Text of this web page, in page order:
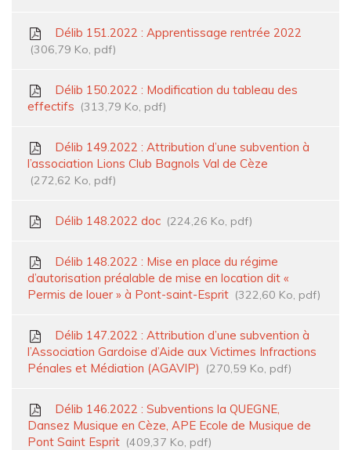
Délib 151.2022 : Apprentissage rentrée 2022
306,79 Ko, pdf
Délib 150.2022 : Modification du tableau des
effectifs
313,79 Ko, pdf
Délib 149.2022 : Attribution d’une subvention à
l’association Lions Club Bagnols Val de Cèze
272,62 Ko, pdf
Délib 148.2022 doc 224,26 Ko, pdf
Délib 148.2022 : Mise en place du régime
d’autorisation préalable de mise en location dit «
Permis de louer » à Pont-saint-Esprit
322,60 Ko, pdf
Délib 147.2022 : Attribution d’une subvention à
l’Association Gardoise d’Aide aux Victimes Infractions
Pénales et Médiation (AGAVIP)
270,59 Ko, pdf
Délib 146.2022 : Subventions la QUEGNE,
Dansez Musique en Cèze, APE Ecole de Musique de
Pont Saint Esprit
409,37 Ko, pdf